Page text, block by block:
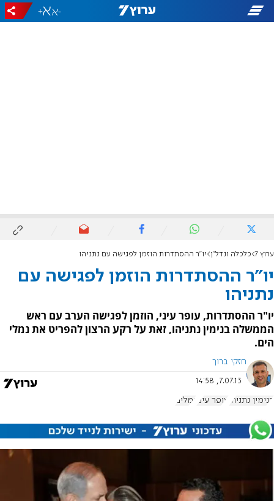
-
+
ערוץ 7 כלכלה ונדל"ן יו"ר ההסתדרות הוזמן לפגישה עם נתניהו
יו"ר ההסתדרות הוזמן לפגישה עם
נתניהו
יו"ר ההסתדרות, עופר עיני, הוזמן לפגישה הערב עם ראש
הממשלה בנימין נתניהו, זאת על רקע הרצון להפריט את נמלי
הים.
חזקי ברוך
7.07.13, 14:58
בנימין נתניהו עופר עיני נמלים